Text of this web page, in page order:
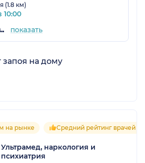
(1.8 км)
10:00
+7 (812) 274-09-50 показать
запоя на дому
на рынке Средний рейтинг врачей
Ультрамед, наркология и
психиатрия